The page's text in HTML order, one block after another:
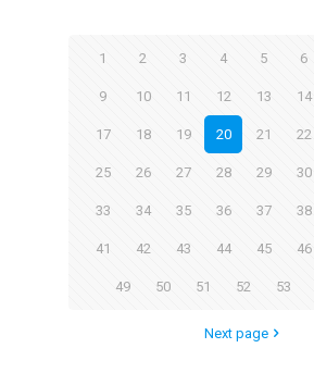
1 2 3 4 5 6
9 10 11 12 13 14
17 18 19 20 21 22
25 26 27 28 29 30
33 34 35 36 37 38
41 42 43 44 45 46
49 50 51 52 53
Next page